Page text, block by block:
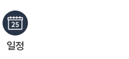
일정